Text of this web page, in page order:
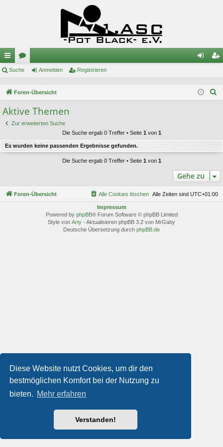
Diese Website nutzt Cookies, um dir den
bestmöglichen Komfort bei der Nutzung zu
bieten. Mehr erfahren
Verstanden!
ch
llz
ug
or
el rie
Suche Anmelden Registrieren
Foren-Übersicht
Aktive Themen
Zur erweiterten Suche
Die Suche ergab 0 Treffer • Seite 1 von 1
Es wurden keine passenden Ergebnisse gefunden.
Die Suche ergab 0 Treffer • Seite 1 von 1
Gehe zu
Foren-Übersicht Alle Zeiten sind UTC+01:00
Alle Cookies löschen
Impressum
Powered by phpBB® Forum Software © phpBB Limited
Style von Arty - Aktualisieren phpBB 3.2 von MrGaby
Deutsche Übersetzung durch phpBB.de